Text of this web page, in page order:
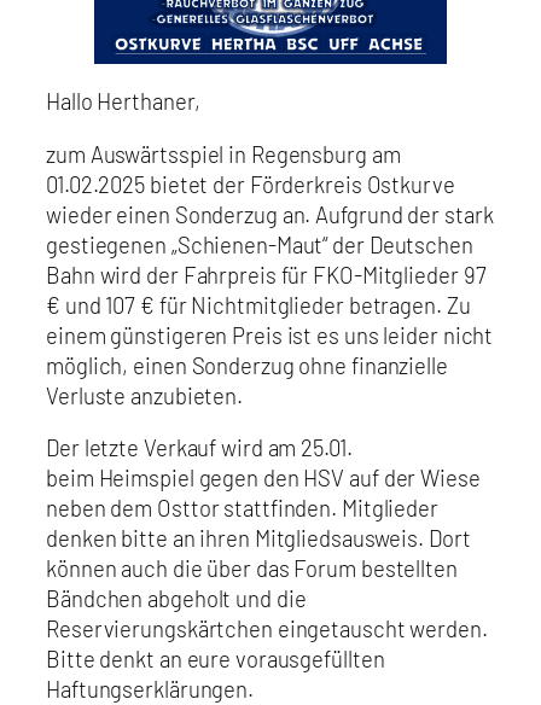
Hallo Herthaner,
zum Auswärtsspiel in Regensburg am
01.02.2025 bietet der Förderkreis Ostkurve
wieder einen Sonderzug an. Aufgrund der stark
gestiegenen „Schienen-Maut“ der Deutschen
Bahn wird der Fahrpreis für FKO-Mitglieder 97
€ und 107 € für Nichtmitglieder betragen. Zu
einem günstigeren Preis ist es uns leider nicht
möglich, einen Sonderzug ohne finanzielle
Verluste anzubieten.
Der letzte Verkauf wird am 25.01.
beim Heimspiel gegen den HSV auf der Wiese
neben dem Osttor stattfinden. Mitglieder
denken bitte an ihren Mitgliedsausweis. Dort
können auch die über das Forum bestellten
Bändchen abgeholt und die
Reservierungskärtchen eingetauscht werden.
Bitte denkt an eure vorausgefüllten
Haftungserklärungen.